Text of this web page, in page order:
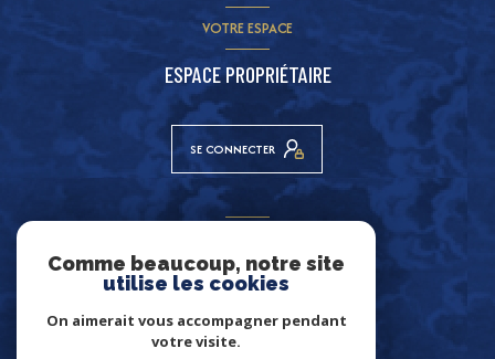
VOTRE ESPACE
ESPACE PROPRIÉTAIRE
SE CONNECTER
NOUS ADHÉRONS
Comme beaucoup, notre site
utilise les cookies
On aimerait vous accompagner pendant
votre visite.